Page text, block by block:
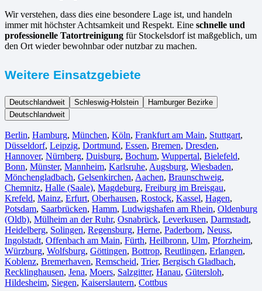
Wir verstehen, dass dies eine besondere Lage ist, und handeln
immer mit höchster Achtsamkeit und Respekt. Eine schnelle und
professionelle Tatortreinigung für Stockelsdorf ist maßgeblich, um
den Ort wieder bewohnbar oder nutzbar zu machen.
Weitere Einsatzgebiete
Deutschlandweit Schleswig-Holstein
Hamburger Bezirke
Deutschlandweit
Berlin⁠, Hamburg, München, Köln⁠, Frankfurt am Main, Stuttgart,
Düsseldorf, Leipzig, Dortmund, Essen, Bremen, Dresden,
Hannover, Nürnberg, Duisburg⁠, Bochum, Wuppertal⁠, Bielefeld⁠,
Bonn⁠, Münster⁠, Mannheim, Karlsruhe, Augsburg, Wiesbaden⁠,
Mönchengladbach⁠, Gelsenkirchen⁠, Aachen⁠, Braunschweig,
Chemnitz⁠, Halle (Saale)⁠, Magdeburg, Freiburg im Breisgau⁠,
Krefeld⁠, Mainz⁠, Erfurt, Oberhausen⁠, Rostock⁠, Kassel⁠, Hagen,
Potsdam, Saarbrücken⁠, Hamm, Ludwigshafen am Rhein⁠, Oldenburg
(Oldb), Mülheim an der Ruhr, Osnabrück⁠, Leverkusen, Darmstadt⁠,
Heidelberg, Solingen, Regensburg, Herne⁠, Paderborn, Neuss,
Ingolstadt, Offenbach am Main, Fürth⁠, Heilbronn, Ulm⁠, Pforzheim,
Würzburg, Wolfsburg⁠, Göttingen, Bottrop, Reutlingen, Erlangen⁠,
Koblenz, Bremerhaven⁠, Remscheid, Trier⁠, Bergisch Gladbach,
Recklinghausen, Jena⁠, Moers⁠, Salzgitter⁠, Hanau, Gütersloh,
Hildesheim⁠, Siegen⁠, Kaiserslautern⁠, Cottbus⁠